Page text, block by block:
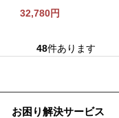
32,780円
48件あります
お困り解決サービス